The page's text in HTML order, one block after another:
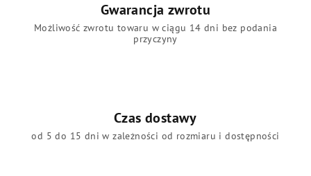
Gwarancja zwrotu
Możliwość zwrotu towaru w ciągu 14 dni bez podania
przyczyny
Czas dostawy
od 5 do 15 dni w zależności od rozmiaru i dostępności